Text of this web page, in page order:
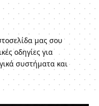
μας σου
οδηγίες για
συστήματα και